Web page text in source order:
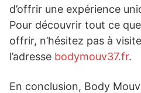
d’offrir une expérience
Pour découvrir tout ce
offrir, n’hésitez pas à
l’adresse bodymouv37.fr.
En conclusion, Body